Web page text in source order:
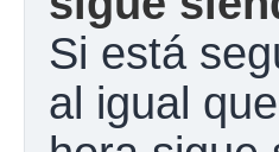
Si está
al igual